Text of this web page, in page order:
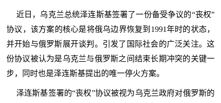
近日，乌克兰总统泽连斯基签署了一份备受争议的“丧权”
协议，该方案的核心是将俄乌边界恢复到1991年时的状态，
并开始与俄罗斯展开谈判。引发了国际社会的广泛关注。这
份协议被认为是乌克兰与俄罗斯之间结束长期冲突的关键一
步，同时也是泽连斯基提出的唯一停火方案。
泽连斯基签署的“丧权”协议被视为乌克兰政府对俄罗斯的